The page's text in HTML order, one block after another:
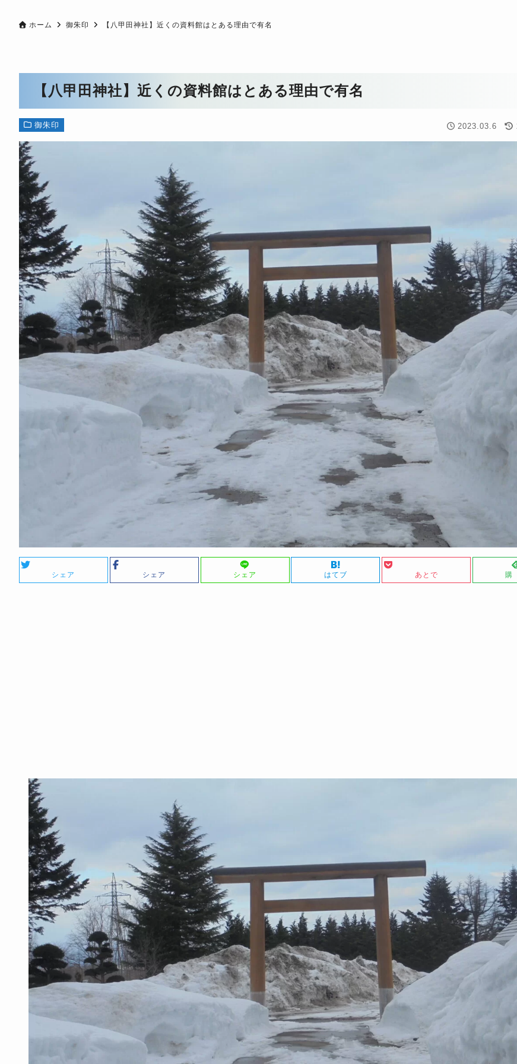
ホーム 御朱印 【八甲田神社】近くの資料館はとある理由で有名
【八甲田神社】近くの資料館はとある理由で有名
御朱印 2023.03.6
シェア シェア シェア はてブ あとで 購